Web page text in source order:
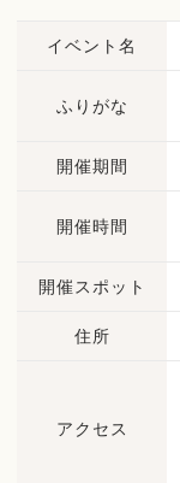
イベント名
ふりがな
開催期間
開催時間
開催スポット
住所
アクセス